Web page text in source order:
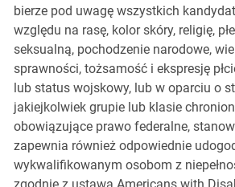
bierze pod uwagę wszystkich
względu na rasę, kolor skóry, religię,
seksualną, pochodzenie narodowe,
sprawności, tożsamość i ekspresję
lub status wojskowy, lub w oparciu o
jakiejkolwiek grupie lub klasie
obowiązujące prawo federalne,
zapewnia również odpowiednie
wykwalifikowanym osobom z
zgodnie z ustawą Americans with